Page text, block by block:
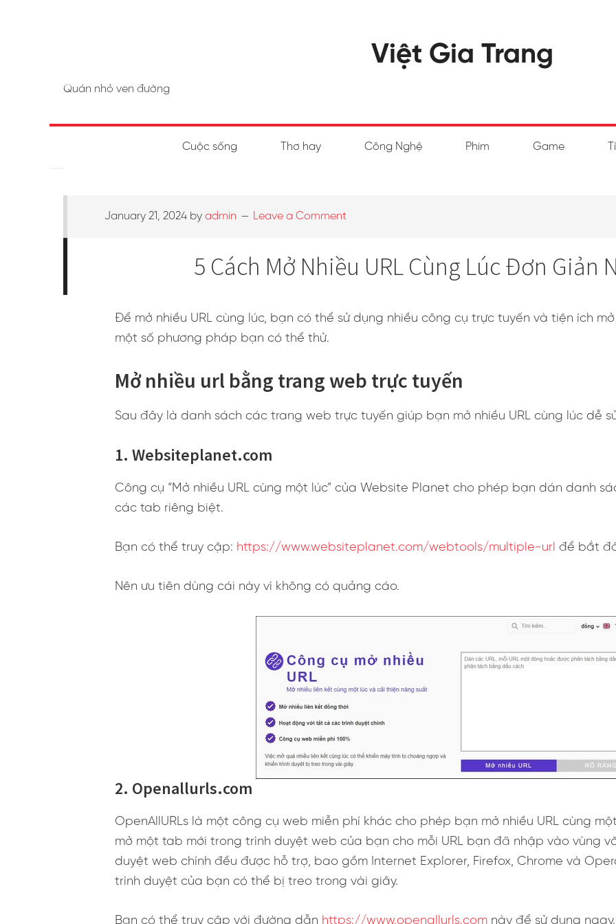
Việt Gia Trang
Quán nhỏ ven đường
Cuộc sống Thơ hay Công Nghệ Phim Game
January 21, 2024 by admin Leave a Comment
5 Cách Mở Nhiều URL Cùng Lúc Đơn Giản
Để mở nhiều URL cùng lúc, bạn có thể sử dụng nhiều công cụ trực tuyến và tiện ích
một số phương pháp bạn có thể thử.
Mở nhiều url bằng trang web trực tuyến
Sau đây là danh sách các trang web trực tuyến giúp bạn mở nhiều URL cùng lúc dễ
1. Websiteplanet.com
Công cụ “Mở nhiều URL cùng một lúc” của Website Planet cho phép bạn dán danh
các tab riêng biệt.
Bạn có thể truy cập: https://www.websiteplanet.com/webtools/multiple-url để bắt
Nên ưu tiên dùng cái này vì không có quảng cáo.
2. Openallurls.com
OpenAllURLs là một công cụ web miễn phí khác cho phép bạn mở nhiều URL cùng
mở một tab mới trong trình duyệt web của bạn cho mỗi URL bạn đã nhập vào vùng
duyệt web chính đều được hỗ trợ, bao gồm Internet Explorer, Firefox, Chrome và
trình duyệt của bạn có thể bị treo trong vài giây.
Bạn có thể truy cập với đường dẫn https://www.openallurls.com này để sử dụng ngay.